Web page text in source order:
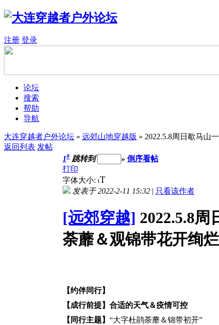
注册 登录
论坛
搜索
帮助
导航
大连穿越者户外论坛 » 远郊山地穿越版 » 2022.5.8周日歇马山
返回列表 发帖
1# 跳转到 » 倒序看帖
打印
字体大小: tT
发表于 2022-2-11 15:32 | 只看该作者
[远郊穿越] 2022.5.8
荼蘼＆观锦带花开绚烂
【约伴同行】
【成行前提】合适的天气＆疫情可控
【同行主题】 “大字杜鹃荼蘼＆锦带初开”